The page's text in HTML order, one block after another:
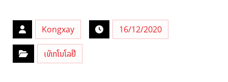
Kongxay 16/12/2020
ເທັກໂນໂລຢີ